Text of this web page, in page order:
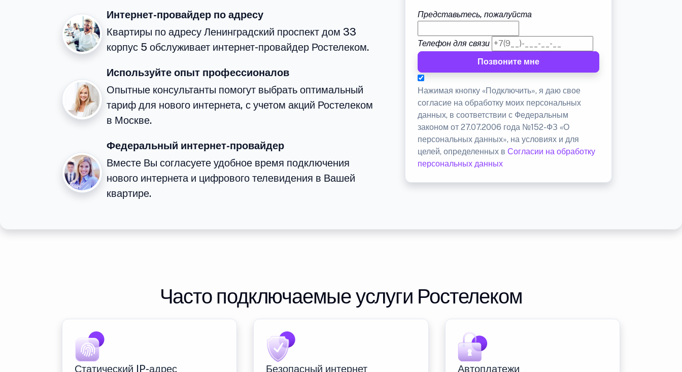
Интернет-провайдер по адресу
Квартиры по адресу Ленинградский проспект дом 33
корпус 5 обслуживает интернет-провайдер Ростелеком.
Используйте опыт профессионалов
Опытные консультанты помогут выбрать оптимальный
тариф для нового интернета, с учетом акций Ростелеком
в Москве.
Федеральный интернет-провайдер
Вместе Вы согласуете удобное время подключения
нового интернета и цифрового телевидения в Вашей
квартире.
Представьтесь, пожалуйста
Телефон для связи
Позвоните мне
Нажимая кнопку «Подключить», я даю свое
согласие на обработку моих персональных
данных, в соответствии с Федеральным
законом от 27.07.2006 года №152-ФЗ «О
персональных данных», на условиях и для
целей, определенных вСогласии на обработку
персональных данных
Часто подключаемые услуги Ростелеком
Статический IP-адрес Безопасный интернет Автоплатежи